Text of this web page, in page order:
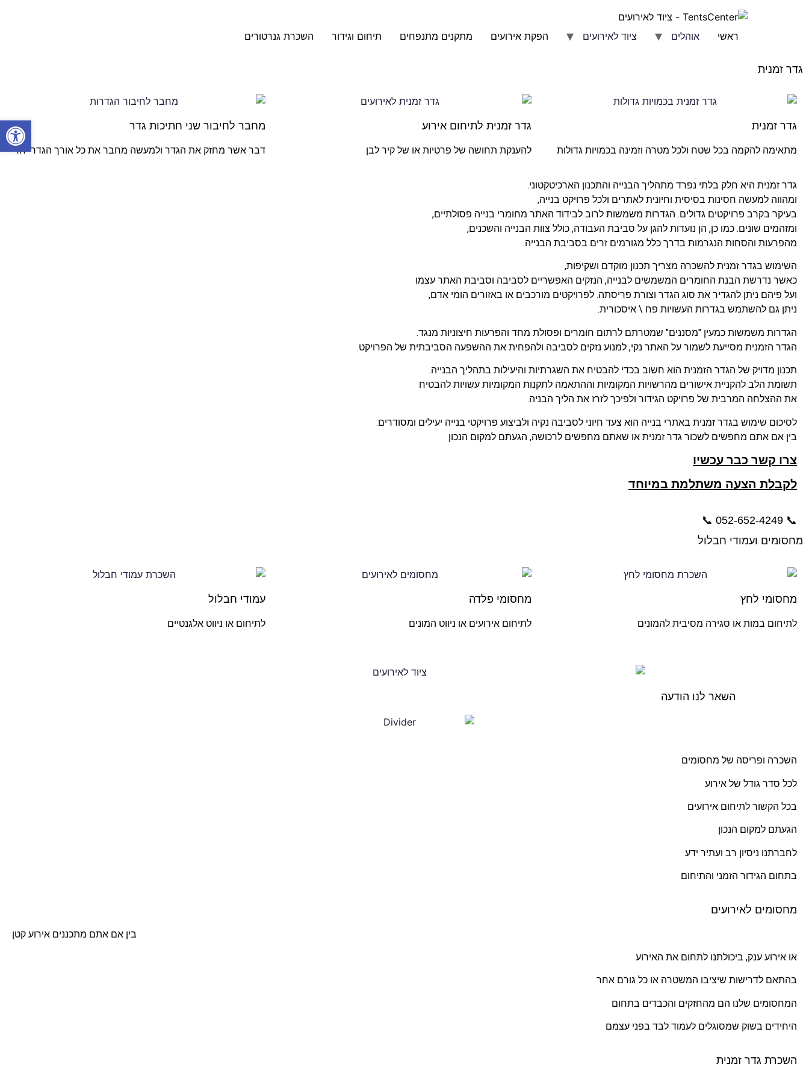
ראשי אוהלים ציוד לאירועים הפקת אירועים מתקנים מתנפחים תיחום וגידור השכרת גנרטורים
גדר זמנית
גדר זמנית
מתאימה להקמה בכל שטח ולכל מטרה וזמינה בכמויות גדולות
גדר זמנית לתיחום אירוע
להענקת תחושה של פרטיות או של קיר לבן
מחבר לחיבור שני חתיכות גדר
דבר אשר מחזק את הגדר ולמעשה מחבר את כל אורך הגדר יחד
גדר זמנית היא חלק בלתי נפרד מתהליך הבנייה והתכנון הארכיטקטוני.
ומהווה למעשה חסינות בסיסית וחיונית לאתרים ולכל פרויקט בנייה,
בעיקר בקרב פרויקטים גדולים. הגדרות משמשות לרוב לבידוד האתר מחומרי בנייה פסולתיים,
ומזהמים שונים. כמו כן, הן נועדות להגן על סביבת העבודה, כולל צוות הבנייה והשכנים,
מהפרעות והסחות הנגרמות בדרך כלל מגורמים זרים בסביבת הבנייה.
השימוש בגדר זמנית להשכרה מצריך תכנון מוקדם ושקיפות,
כאשר נדרשת הבנת החומרים המשמשים לבנייה, הנזקים האפשריים לסביבה וסביבת האתר עצמו
ועל פיהם ניתן להגדיר את סוג הגדר וצורת פריסתה. לפרויקטים מורכבים או באזורים הומי אדם,
ניתן גם להשתמש בגדרות העשויות פח \ איסכורית.
הגדרות משמשות כמעין "מסננים" שמטרתם לרתום חומרים ופסולת מחד והפרעות חיצוניות מנגד.
הגדר הזמנית מסייעת לשמור על האתר נקי, למנוע נזקים לסביבה ולהפחית את ההשפעה הסביבתית של הפרויקט.
תכנון מדויק של הגדר הזמנית הוא חשוב בכדי להבטיח את השגרתיות והיעילות בתהליך הבנייה.
תשומת הלב להקניית אישורים מהרשויות המקומיות וההתאמה לתקנות המקומיות עשויות להבטיח
את ההצלחה המרבית של פרויקט הגידור ולפיכך לזרז את הליך הבניה.
לסיכום שימוש בגדר זמנית באתרי בנייה הוא צעד חיוני לסביבה נקיה ולביצוע פרויקטי בנייה יעילים ומסודרים.
בין אם אתם מחפשים לשכור גדר זמנית או שאתם מחפשים לרכושה, הגעתם למקום הנכון
צרו קשר כבר עכשיו
לקבלת הצעה משתלמת במיוחד
📞 052-652-4249 📞
מחסומים ועמודי חבלול
מחסומי לחץ
לתיחום במות או סגירה מסיבית להמונים
מחסומי פלדה
לתיחום אירועים או ניווט המונים
עמודי חבלול
לתיחום או ניווט אלגנטיים
השאר לנו הודעה
השכרה ופריסה של מחסומים
לכל סדר גודל של אירוע
בכל הקשור לתיחום אירועים
הגעתם למקום הנכון
לחברתנו ניסיון רב ועתיר ידע
בתחום הגידור הזמני והתיחום
מחסומים לאירועים
בין אם אתם מתכננים אירוע קטן
או אירוע ענק, ביכולתנו לתחום את האירוע
בהתאם לדרישות שיציבו המשטרה או כל גורם אחר
המחסומים שלנו הם מהחזקים והכבדים בתחום
היחידים בשוק שמסוגלים לעמוד לבד בפני עצמם
השכרת גדר זמנית
פתח